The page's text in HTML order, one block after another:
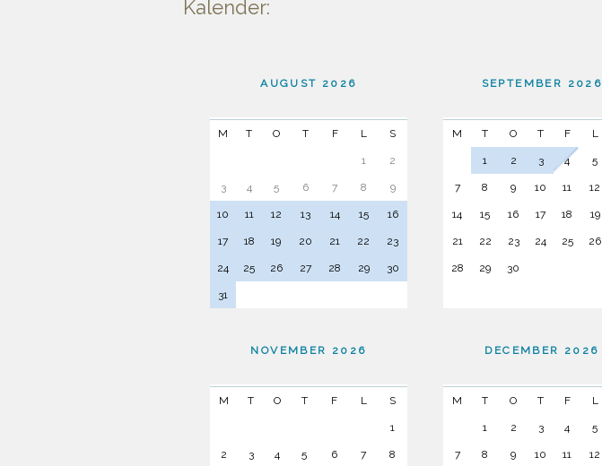
Kalender:
AUGUST 2026
M T O T F L S
1 2
3 4 5 6 7 8 9
10 11 12 13 14 15 16
17 18 19 20 21 22 23
24 25 26 27 28 29 30
31
SEPTEMBER 2026
M T O T F L
1 2 3 4 5
7 8 9 10 11 12
14 15 16 17 18 19
21 22 23 24 25 26
28 29 30
NOVEMBER 2026
M T O T F L S
1
2 3 4 5 6 7 8
DECEMBER 2026
M T O T F L
1 2 3 4 5
7 8 9 10 11 12